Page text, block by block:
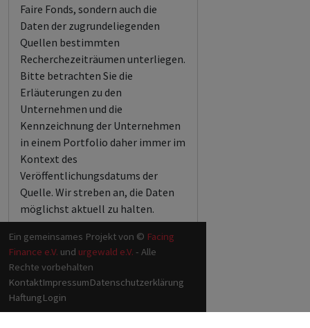
Faire Fonds, sondern auch die
Daten der zugrundeliegenden
Quellen bestimmten
Recherchezeiträumen unterliegen.
Bitte betrachten Sie die
Erläuterungen zu den
Unternehmen und die
Kennzeichnung der Unternehmen
in einem Portfolio daher immer im
Kontext des
Veröffentlichungsdatums der
Quelle. Wir streben an, die Daten
möglichst aktuell zu halten.
Ein gemeinsames Projekt von © Facing
Finance e.V. und urgewald e.V. - Alle
Rechte vorbehalten
KontaktImpressumDatenschutzerklärung
HaftungLogin